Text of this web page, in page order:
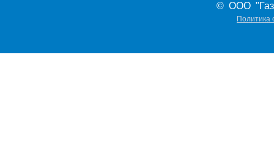
© ООО
Политика